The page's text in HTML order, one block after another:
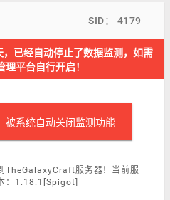
SID： 4179
已经自动停止了数据监测，如需
平台自行开启！
被系统自动关闭监测功能
TheGalaxyCraft服务器！当前服
：1.18.1[Spigot]